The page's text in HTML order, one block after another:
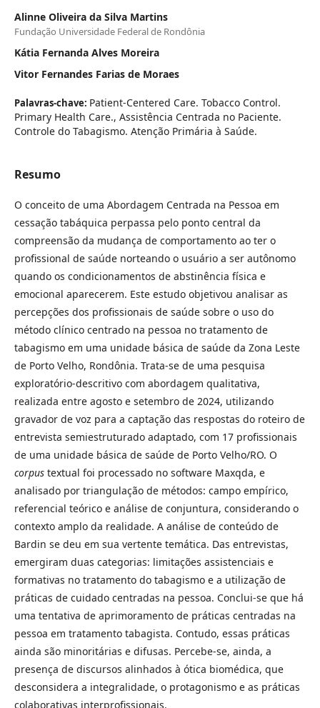
Alinne Oliveira da Silva Martins
Fundação Universidade Federal de Rondônia
Kátia Fernanda Alves Moreira
Vitor Fernandes Farias de Moraes
Palavras-chave: Patient-Centered Care. Tobacco Control.
Primary Health Care., Assistência Centrada no Paciente.
Controle do Tabagismo. Atenção Primária à Saúde.
Resumo
O conceito de uma Abordagem Centrada na Pessoa em
cessação tabáquica perpassa pelo ponto central da
compreensão da mudança de comportamento ao ter o
profissional de saúde norteando o usuário a ser autônomo
quando os condicionamentos de abstinência física e
emocional aparecerem. Este estudo objetivou analisar as
percepções dos profissionais de saúde sobre o uso do
método clínico centrado na pessoa no tratamento de
tabagismo em uma unidade básica de saúde da Zona Leste
de Porto Velho, Rondônia. Trata-se de uma pesquisa
exploratório-descritivo com abordagem qualitativa,
realizada entre agosto e setembro de 2024, utilizando
gravador de voz para a captação das respostas do roteiro de
entrevista semiestruturado adaptado, com 17 profissionais
de uma unidade básica de saúde de Porto Velho/RO. O
corpus textual foi processado no software Maxqda, e
analisado por triangulação de métodos: campo empírico,
referencial teórico e análise de conjuntura, considerando o
contexto amplo da realidade. A análise de conteúdo de
Bardin se deu em sua vertente temática. Das entrevistas,
emergiram duas categorias: limitações assistenciais e
formativas no tratamento do tabagismo e a utilização de
práticas de cuidado centradas na pessoa. Conclui-se que há
uma tentativa de aprimoramento de práticas centradas na
pessoa em tratamento tabagista. Contudo, essas práticas
ainda são minoritárias e difusas. Percebe-se, ainda, a
presença de discursos alinhados à ótica biomédica, que
desconsidera a integralidade, o protagonismo e as práticas
colaborativas interprofissionais.